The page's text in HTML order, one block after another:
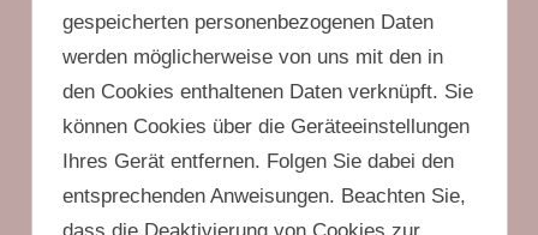
gespeicherten personenbezogenen Daten
werden möglicherweise von uns mit den in
den Cookies enthaltenen Daten verknüpft. Sie
können Cookies über die Geräteeinstellungen
Ihres Gerät entfernen. Folgen Sie dabei den
entsprechenden Anweisungen. Beachten Sie,